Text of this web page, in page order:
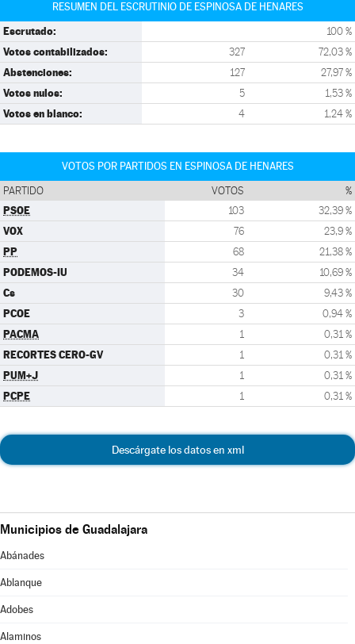
RESUMEN DEL ESCRUTINIO DE ESPINOSA DE HENARES
Escrutado: 100 %
Votos contabilizados: 327 72,03 %
Abstenciones: 127 27,97 %
Votos nulos: 5 1,53 %
Votos en blanco: 4 1,24 %
VOTOS POR PARTIDOS EN ESPINOSA DE HENARES
PARTIDO VOTOS %
PSOE 103 32,39 %
VOX 76 23,9 %
PP 68 21,38 %
PODEMOS-IU 34 10,69 %
Cs 30 9,43 %
PCOE 3 0,94 %
PACMA 1 0,31 %
RECORTES CERO-GV 1 0,31 %
PUM+J 1 0,31 %
PCPE 1 0,31 %
Descárgate los datos en xml
Municipios de Guadalajara
Abánades
Ablanque
Adobes
Alaminos